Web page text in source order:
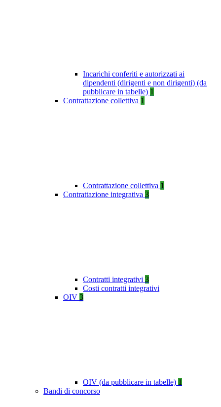
Incarichi conferiti e autorizzati ai
dipendenti (dirigenti e non dirigenti) (da
pubblicare in tabelle) 1
Contrattazione collettiva 1
Contrattazione collettiva 1
Contrattazione integrativa 3
Contratti integrativi 3
Costi contratti integrativi
OIV 3
OIV (da pubblicare in tabelle) 1
Bandi di concorso